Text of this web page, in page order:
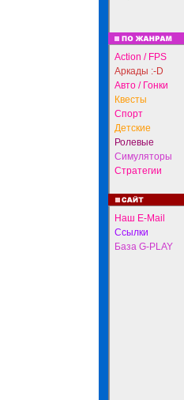
Action / FPS
Аркады :-D
Авто / Гонки
Квесты
Спорт
Детские
Ролевые
Симуляторы
Стратегии
Наш E-Mail
Ссылки
База G-PLAY